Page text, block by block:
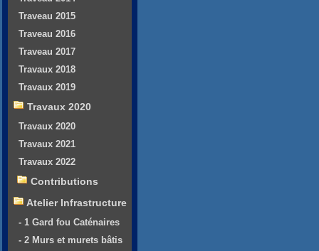
Traveau 2015
Traveau 2016
Traveau 2017
Travaux 2018
Travaux 2019
Travaux 2020
Travaux 2020
Travaux 2021
Travaux 2022
Contributions
Atelier Infrastructure
- 1 Gard fou Caténaires
- 2 Murs et murets bâtis